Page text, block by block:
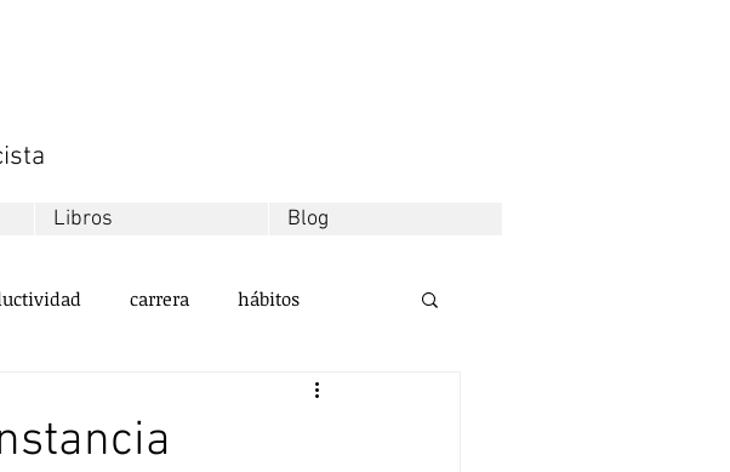
Libros Blog
carrera hábitos
decisiones